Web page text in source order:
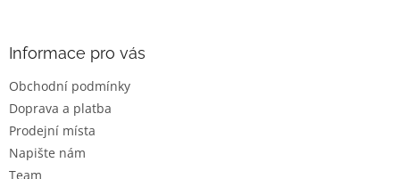
Informace pro vás
Obchodní podmínky
Doprava a platba
Prodejní místa
Napište nám
Team